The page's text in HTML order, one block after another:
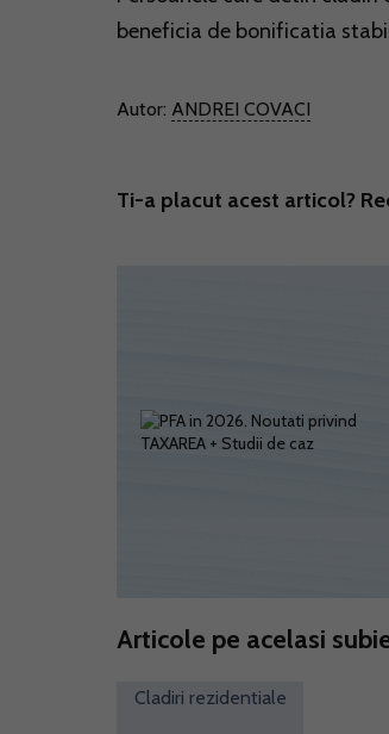
beneficia de bonificatia
Autor: ANDREI COVACI
Ti-a placut acest articol?
Articole pe acelasi
Cladiri rezidentiale